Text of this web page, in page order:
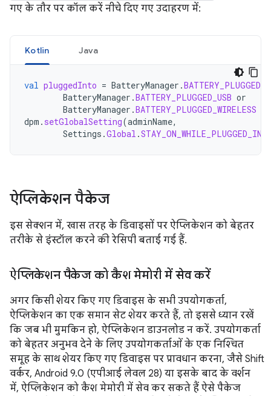
गए के तौर पर कॉल करें नीचे दिए गए उदाहरण में:
Kotlin Java
val pluggedInto = BatteryManager .
BatteryManager .BATTERY_PLUGGED_USB or
BatteryManager .BATTERY_PLUGGED_WIRELESS
dpm . setGlobalSetting(adminName,
Settings .Global .STAY_ON_WHILE_PLUGGED_IN
ऐप्लिकेशन पैकेज
इस सेक्शन में, खास तरह के डिवाइसों पर ऐप्लिकेशन को बेहतर
तरीके से इंस्टॉल करने की रेसिपी बताई गई हैं.
ऐप्लिकेशन पैकेज को कैश मेमोरी में सेव करें
अगर किसी शेयर किए गए डिवाइस के सभी उपयोगकर्ता,
ऐप्लिकेशन का एक समान सेट शेयर करते हैं, तो इससे ध्यान रखें
कि जब भी मुमकिन हो, ऐप्लिकेशन डाउनलोड न करें. उपयोगकर्ता
को बेहतर अनुभव देने के लिए उपयोगकर्ताओं के एक निश्चित
समूह के साथ शेयर किए गए डिवाइस पर प्रावधान करना, जैसे Shift
वर्कर, Android 9.0 (एपीआई लेवल 28) या इसके बाद के वर्शन
में, ऐप्लिकेशन को कैश मेमोरी में सेव कर सकते हैं ऐसे पैकेज